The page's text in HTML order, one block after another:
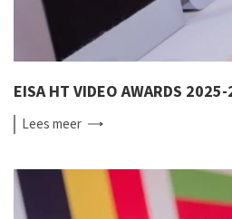
EISA HT VIDEO AWARDS
Leesmeer